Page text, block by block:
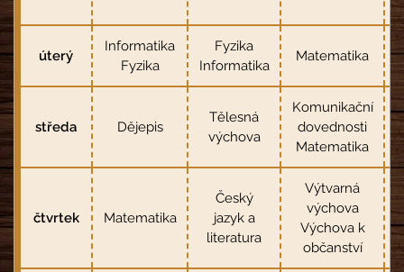
úterý
Informatika
Fyzika
Fyzika
Informatika
Matematika
středa Dějepis
Tělesná
výchova
Komunikační
dovednosti
Matematika
čtvrtek Matematika
Český
jazyk a
literatura
Výtvarná
výchova
Výchova k
občanství